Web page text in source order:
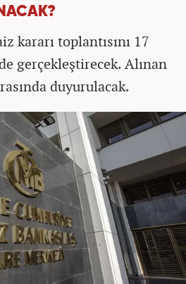
kararı toplantısını 17
gerçekleştirecek. Alınan
duyurulacak.